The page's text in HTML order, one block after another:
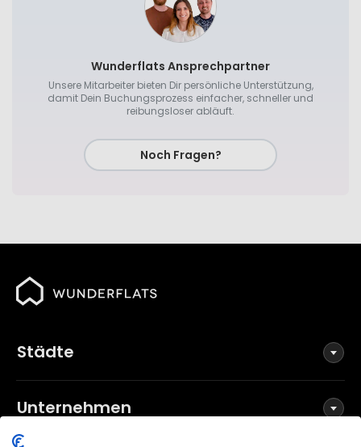
Wunderflats Ansprechpartner
Unsere Mitarbeiter bieten Dir persönliche Unterstützung,
damit Dein Buchungsprozess einfacher, schneller und
reibungsloser abläuft.
Noch Fragen?
Städte
Unternehmen